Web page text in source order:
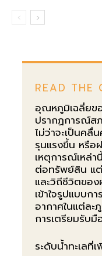
READ THE
อุณหภูมิเฉลี่ยข
ปรากฏการณ์ส
ไม่ว่าจะเป็นค
รุนแรงขึ้น หรื
เหตุการณ์เหล่า
ต่อทรัพย์สิน แ
และวิถีชีวิตขอ
เข้าใจรูปแบบก
อากาศในแต่ล
การเตรียมรับมื
ระดับน้ำทะเลที่